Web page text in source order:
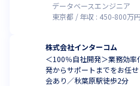
データベースエンジニア
東京都
年収 : 450-800万
株式会社インターコム
＜100％自社開発＞業務効
発からサポートまでをお任
会あり／秋葉原駅徒歩2分